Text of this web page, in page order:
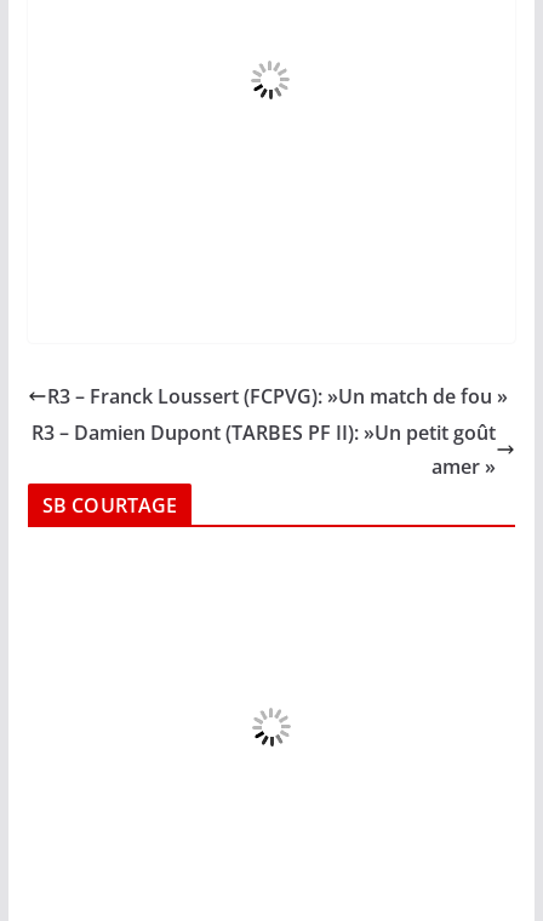
R3 – Franck Loussert (FCPVG): »Un match de fou »
R3 – Damien Dupont (TARBES PF II): »Un petit goût
amer »
SB COURTAGE